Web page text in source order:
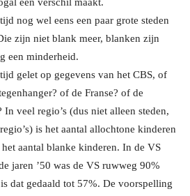
nog wel eens een paar grote steden
zijn niet blank meer, blanken zijn
een minderheid.
gelet op gegevens van het CBS, of
of de Franse? of de
In veel regio’s (dus niet alleen steden,
is het aantal allochtone kinderen
het aantal blanke kinderen. In de VS
jaren ’50 was de VS ruwweg 90%
dat gedaald tot 57%. De voorspelling